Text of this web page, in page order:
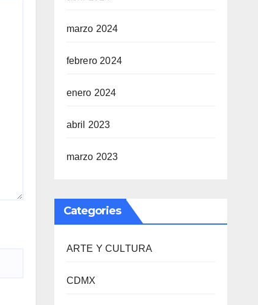
marzo 2024
febrero 2024
enero 2024
abril 2023
marzo 2023
Categories
ARTE Y CULTURA
CDMX